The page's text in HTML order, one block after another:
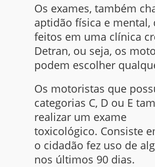
Os exames, também
aptidão física e mental,
feitos em uma clínica
Detran, ou seja, os
podem escolher
Os motoristas que
categorias C, D ou E
realizar um exame
toxicológico. Consiste
o cidadão fez uso de
nos últimos 90 dias.